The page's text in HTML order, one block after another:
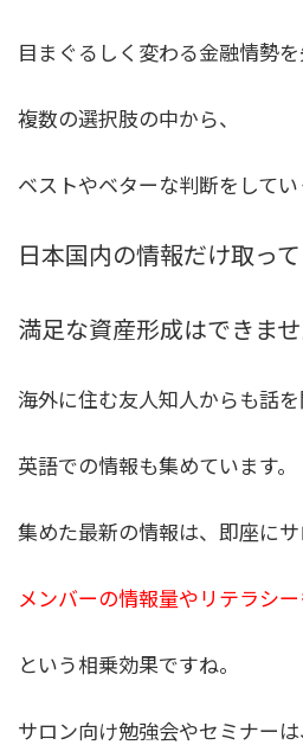
目まぐるしく変わる金融情勢を
複数の選択肢の中から、
ベストやベターな判断をしてい
日本国内の情報だけ取って
満足な資産形成はできま
海外に住む友人知人からも話を
英語での情報も集めています。
集めた最新の情報は、即座にサ
メンバーの情報量やリテラシ
という相乗効果ですね。
サロン向け勉強会やセミナーは